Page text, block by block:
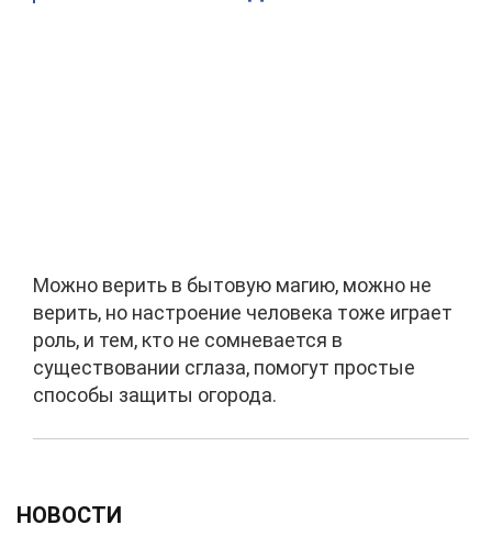
Можно верить в бытовую магию, можно не
верить, но настроение человека тоже играет
роль, и тем, кто не сомневается в
существовании сглаза, помогут простые
способы защиты огорода.
НОВОСТИ